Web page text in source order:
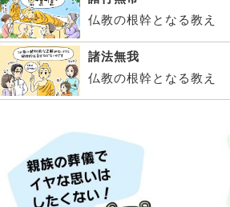
仏教の根幹となる教え
諸法無我
仏教の根幹となる教え